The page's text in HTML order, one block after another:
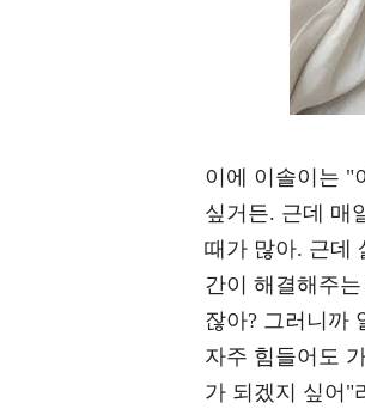
이에 이솔이는 "
싶거든. 근데 매
때가 많아. 근데
간이 해결해주
잖아? 그러니까
자주 힘들어도
가 되겠지 싶어"